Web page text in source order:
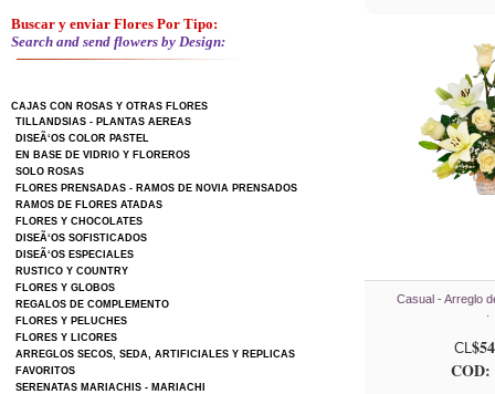
Buscar y enviar Flores Por Tipo:
Search and send flowers by Design:
CAJAS CON ROSAS Y OTRAS FLORES
TILLANDSIAS - PLANTAS AEREAS
DISEÃ‘OS COLOR PASTEL
EN BASE DE VIDRIO Y FLOREROS
SOLO ROSAS
FLORES PRENSADAS - RAMOS DE NOVIA PRENSADOS
RAMOS DE FLORES ATADAS
FLORES Y CHOCOLATES
DISEÃ‘OS SOFISTICADOS
DISEÃ‘OS ESPECIALES
RUSTICO Y COUNTRY
FLORES Y GLOBOS
REGALOS DE COMPLEMENTO
FLORES Y PELUCHES
FLORES Y LICORES
ARREGLOS SECOS, SEDA, ARTIFICIALES Y REPLICAS
FAVORITOS
SERENATAS MARIACHIS - MARIACHI
Casual - Arreglo
CL
COD: